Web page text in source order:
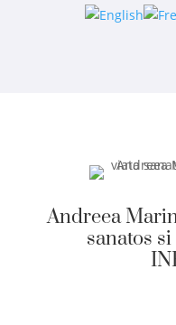
Andreea
sanatos